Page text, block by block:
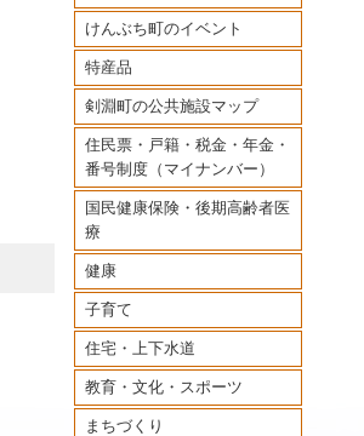
けんぶち町のイベント
特産品
剣淵町の公共施設マップ
住民票・戸籍・税金・年金・
番号制度（マイナンバー）
国民健康保険・後期高齢者医
療
健康
子育て
住宅・上下水道
教育・文化・スポーツ
まちづくり